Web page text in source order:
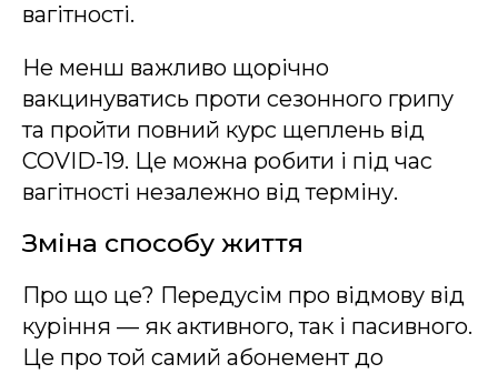
вагітності.
Не менш важливо щорічно
вакцинуватись проти сезонного грипу
та пройти повний курс щеплень від
COVID-19. Це можна робити і під час
вагітності незалежно від терміну.
Зміна способу життя
Про що це? Передусім про відмову від
куріння — як активного, так і пасивного.
Це про той самий абонемент до